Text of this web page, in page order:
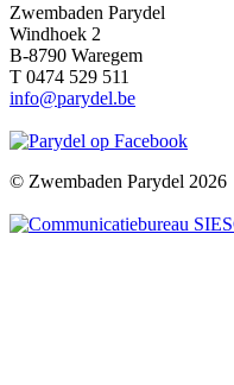
Zwembaden Parydel
Windhoek 2
B-8790 Waregem
T 0474 529 511
info@parydel.be
© Zwembaden Parydel 2026